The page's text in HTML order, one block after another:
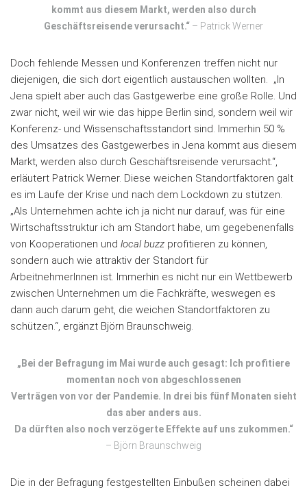
kommt aus diesem Markt, werden also durch
Geschäftsreisende verursacht.“ – Patrick Werner
Doch fehlende Messen und Konferenzen treffen nicht nur
diejenigen, die sich dort eigentlich austauschen wollten. „In
Jena spielt aber auch das Gastgewerbe eine große Rolle. Und
zwar nicht, weil wir wie das hippe Berlin sind, sondern weil wir
Konferenz- und Wissenschaftsstandort sind. Immerhin 50 %
des Umsatzes des Gastgewerbes in Jena kommt aus diesem
Markt, werden also durch Geschäftsreisende verursacht.“,
erläutert Patrick Werner. Diese weichen Standortfaktoren galt
es im Laufe der Krise und nach dem Lockdown zu stützen.
„Als Unternehmen achte ich ja nicht nur darauf, was für eine
Wirtschaftsstruktur ich am Standort habe, um gegebenenfalls
von Kooperationen und local buzz profitieren zu können,
sondern auch wie attraktiv der Standort für
ArbeitnehmerInnen ist. Immerhin es nicht nur ein Wettbewerb
zwischen Unternehmen um die Fachkräfte, weswegen es
dann auch darum geht, die weichen Standortfaktoren zu
schützen.“, ergänzt Björn Braunschweig.
„Bei der Befragung im Mai wurde auch gesagt: Ich profitiere
momentan noch von abgeschlossenen
Verträgen von vor der Pandemie. In drei bis fünf Monaten sieht
das aber anders aus.
Da dürften also noch verzögerte Effekte auf uns zukommen.“
– Björn Braunschweig
Die in der Befragung festgestellten Einbußen scheinen dabei